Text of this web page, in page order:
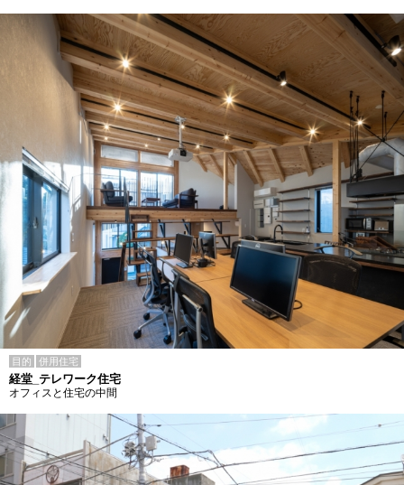
目的 併用住宅
経堂_テレワーク住宅
オフィスと住宅の中間